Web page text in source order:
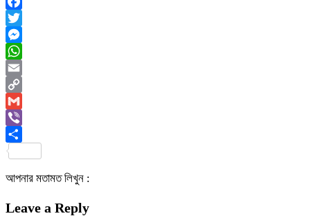
Facebook
Twitter
Messenger
WhatsApp
Email
Copy
Link
Gmail
Viber
আপনার মতামত লিখুন :
Leave a Reply